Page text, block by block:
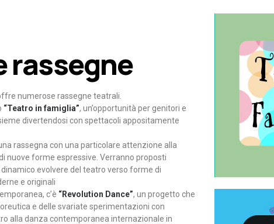
rassegne
numerose rassegne teatrali.
“Teatro in famiglia”, un’opportunità per genitori e
divertendosi con spettacoli appositamente
rassegna con una particolare attenzione alla
nuove forme espressive. Verranno proposti
evolvere del teatro verso forme di
e originali
c’è “Revolution Dance”, un progetto che
e delle svariate sperimentazioni con
alla danza contemporanea internazionale in
Teatro
per far
del